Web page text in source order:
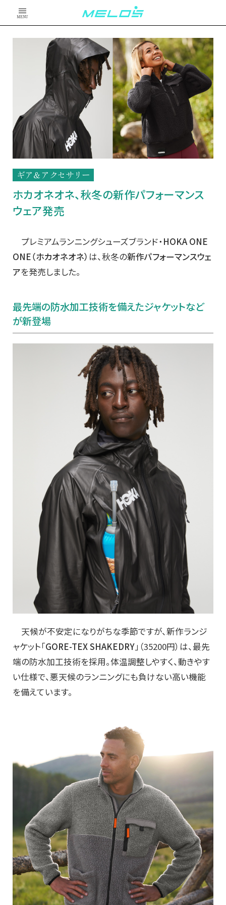
MENU
ギア＆アクセサリー
ホカオネオネ、秋冬の新作パフォーマンス
ウェア発売
プレミアムランニングシューズブランド・ HOKA ONE
ONE（ホカオネオネ） は、秋冬の新作パフォーマンスウェ
アを発売しました。
最先端の防水加工技術を備えたジャケットなど
が新登場
天候が不安定になりがちな季節ですが、新作ランジ
ャケット「GORE-TEX SHAKEDRY」（35200円）は、最先
端の防水加工技術を採用。体温調整しやすく、動きやす
い仕様で、悪天候のランニングにも負けない高い機能
を備えています。